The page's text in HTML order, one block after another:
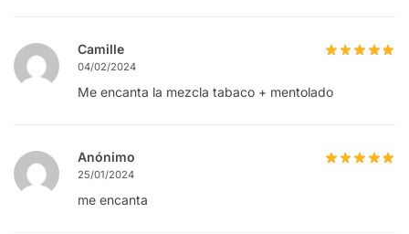
Camille
04/02/2024
Me encanta la mezcla tabaco + mentolado
Anónimo
25/01/2024
me encanta